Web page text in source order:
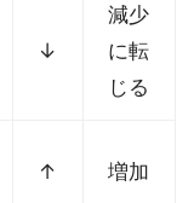
↓
減少
に転
じる
↑ 増加